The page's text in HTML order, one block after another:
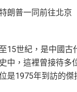
朗普一同前往北京
15世紀，是中國
中，這裡曾接待
是1975年到訪的傑